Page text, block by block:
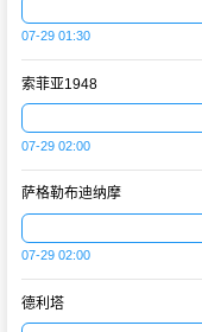
07-29 01:30
索菲亚1948
07-29 02:00
萨格勒布迪纳摩
07-29 02:00
德利塔